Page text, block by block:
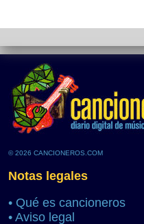
© 2026 CANCIONEROS.COM
Notas legales
• Qué es cancioneros
• Aviso legal